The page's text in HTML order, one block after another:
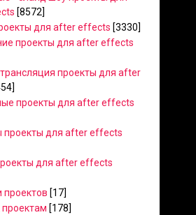
[8572]
для after effects [3330]
проекты для after effects
трансляция проекты для after
проекты для after effects
для after effects
для after effects
проектов [17]
[178]